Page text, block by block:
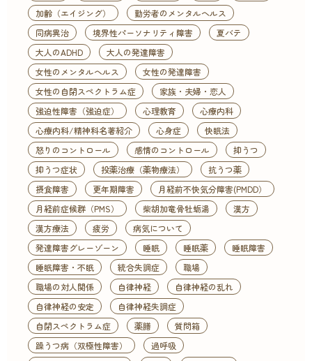
加齢（エイジング）
勤労者のメンタルヘルス
同病異治
境界性パーソナリティ障害
夏バテ
大人のADHD
大人の発達障害
女性のメンタルヘルス
女性の発達障害
女性の自閉スペクトラム症
家族・夫婦・恋人
強迫性障害（強迫症）
心理教育
心療内科
心療内科/精神科名著紹介
心身症
快眠法
怒りのコントロール
感情のコントロール
抑うつ
抑うつ症状
投薬治療（薬物療法）
抗うつ薬
摂食障害
更年期障害
月経前不快気分障害(PMDD）
月経前症候群（PMS）
柴胡加竜骨牡蛎湯
漢方
漢方療法
疲労
病気について
発達障害グレーゾーン
睡眠 睡眠薬
睡眠障害
睡眠障害・不眠
統合失調症
職場
職場の対人関係
自律神経
自律神経の乱れ
自律神経の安定
自律神経失調症
自閉スペクトラム症
薬膳
質問箱
躁うつ病（双極性障害）
過呼吸